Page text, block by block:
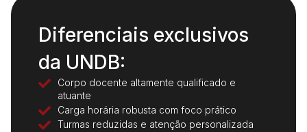
Diferenciais exclusivos
da UNDB:
Corpo docente altamente qualificado e
atuante
Carga horária robusta com foco prático
Turmas reduzidas e atenção personalizada